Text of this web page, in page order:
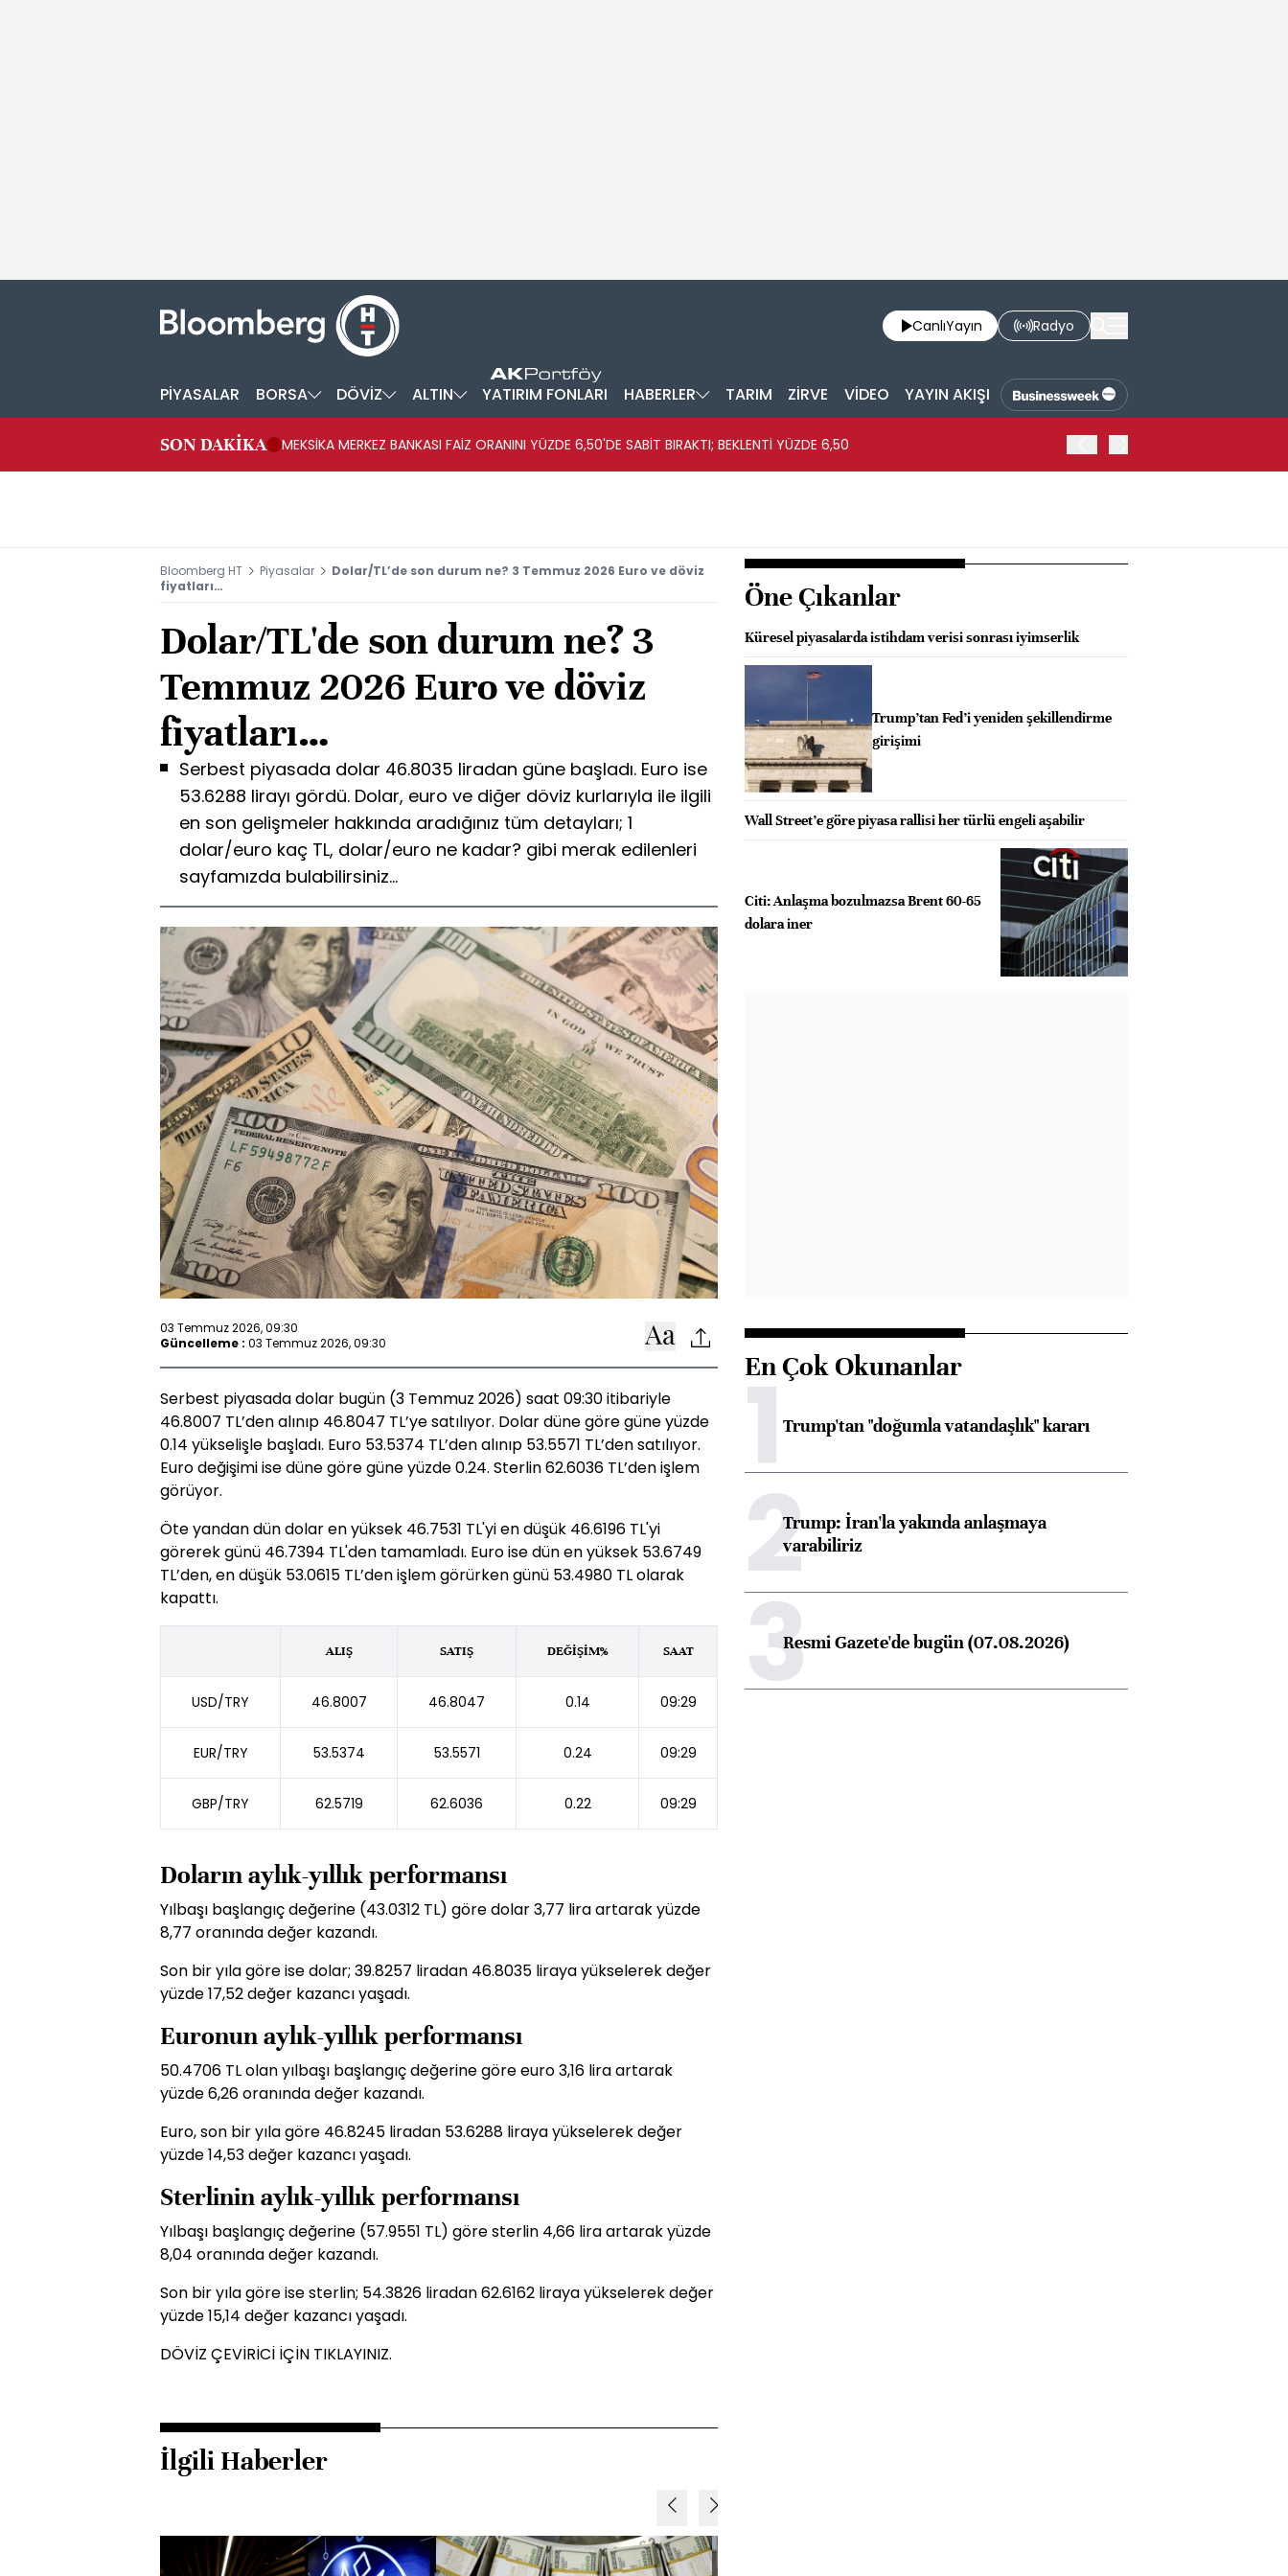
CanlıYayın Radyo
PİYASALAR BORSA DÖVİZ ALTIN YATIRIM FONLARI HABERLER TARIM ZİRVE VİDEO YAYIN AKIŞI
SON DAKİKA MEKSİKA MERKEZ BANKASI FAİZ ORANINI YÜZDE 6,50'DE SABİT BIRAKTI; BEKLENTİ YÜZDE 6,50
Bloomberg HT Piyasalar
Dolar/TL’de son durum ne? 3 Temmuz 2026 Euro ve döviz
fiyatları…
Dolar/TL'de son durum ne? 3
Temmuz 2026 Euro ve döviz
fiyatları…
Serbest piyasada dolar 46.8035 liradan güne başladı. Euro ise
53.6288 lirayı gördü. Dolar, euro ve diğer döviz kurlarıyla ile ilgili
en son gelişmeler hakkında aradığınız tüm detayları; 1
dolar/euro kaç TL, dolar/euro ne kadar? gibi merak edilenleri
sayfamızda bulabilirsiniz...
03 Temmuz 2026, 09:30
Güncelleme : 03 Temmuz 2026, 09:30
Serbest piyasada dolar bugün (3 Temmuz 2026) saat 09:30 itibariyle
46.8007 TL’den alınıp 46.8047 TL’ye satılıyor. Dolar düne göre güne yüzde
0.14 yükselişle başladı. Euro 53.5374 TL’den alınıp 53.5571 TL’den satılıyor.
Euro değişimi ise düne göre güne yüzde 0.24. Sterlin 62.6036 TL’den işlem
görüyor.
Öte yandan dün dolar en yüksek 46.7531 TL'yi en düşük 46.6196 TL'yi
görerek günü 46.7394 TL'den tamamladı. Euro ise dün en yüksek 53.6749
TL’den, en düşük 53.0615 TL’den işlem görürken günü 53.4980 TL olarak
kapattı.
ALIŞ SATIŞ DEĞİŞİM% SAAT
USD/TRY 46.8007 46.8047 0.14 09:29
EUR/TRY 53.5374 53.5571 0.24 09:29
GBP/TRY 62.5719 62.6036 0.22 09:29
Doların aylık-yıllık performansı
Yılbaşı başlangıç değerine (43.0312 TL) göre dolar 3,77 lira artarak yüzde
8,77 oranında değer kazandı.
Son bir yıla göre ise dolar; 39.8257 liradan 46.8035 liraya yükselerek değer
yüzde 17,52 değer kazancı yaşadı.
Euronun aylık-yıllık performansı
50.4706 TL olan yılbaşı başlangıç değerine göre euro 3,16 lira artarak
yüzde 6,26 oranında değer kazandı.
Euro, son bir yıla göre 46.8245 liradan 53.6288 liraya yükselerek değer
yüzde 14,53 değer kazancı yaşadı.
Sterlinin aylık-yıllık performansı
Yılbaşı başlangıç değerine (57.9551 TL) göre sterlin 4,66 lira artarak yüzde
8,04 oranında değer kazandı.
Son bir yıla göre ise sterlin; 54.3826 liradan 62.6162 liraya yükselerek değer
yüzde 15,14 değer kazancı yaşadı.
DÖVİZ ÇEVİRİCİ İÇİN TIKLAYINIZ.
İlgili Haberler
Öne Çıkanlar
Küresel piyasalarda istihdam verisi sonrası iyimserlik
Trump’tan Fed’i yeniden şekillendirme
girişimi
Wall Street’e göre piyasa rallisi her türlü engeli aşabilir
Citi: Anlaşma bozulmazsa Brent 60-65
dolara iner
En Çok Okunanlar
1Trump'tan "doğumla vatandaşlık" kararı
2Trump: İran'la yakında anlaşmaya
varabiliriz
3Resmi Gazete'de bugün (07.08.2026)